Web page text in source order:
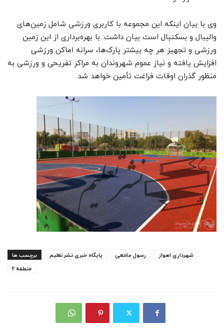
وی با بیان اینکه این مجموعه با کاربری ورزشی شامل زمین‌های
والیبال و بسکتبال است بیان داشت: با بهره‌برداری از این زمین
ورزشی و تجهیز هر چه بیشتر پارک‌ها، سرانه اماکن ورزشی
افزایش یافته و نیاز عموم شهروندان به مراکز تفریحی و ورزشی به
منظور گذران اوقات فراغت تأمین خواهد شد.
برچسب ها پایگاه خبری نشرتعلیم رسول جامعی
شهرداری اهواز
منطقه 2